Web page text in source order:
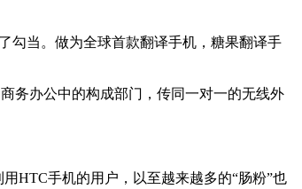
勾当。做为全球首款翻译手机，糖果翻译手
务办公中的构成部门，传同一对一的无线外
HTC手机的用户，以至越来越多的“肠粉”也